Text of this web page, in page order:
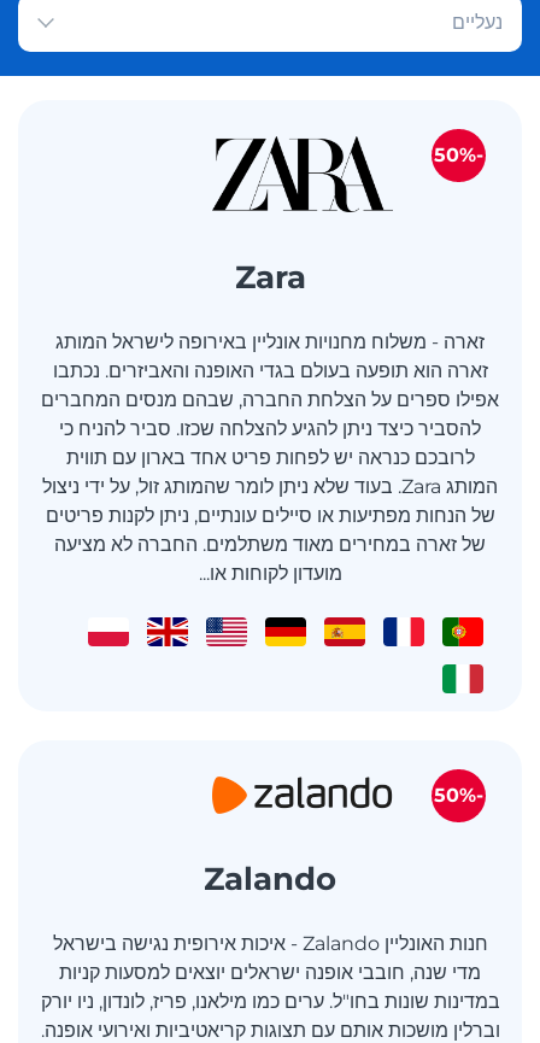
נעליים
Zara
זארה - משלוח מחנויות אונליין באירופה לישראל המותג
זארה הוא תופעה בעולם בגדי האופנה והאביזרים. נכתבו
אפילו ספרים על הצלחת החברה, שבהם מנסים המחברים
להסביר כיצד ניתן להגיע להצלחה שכזו. סביר להניח כי
לרובכם כנראה יש לפחות פריט אחד בארון עם תווית
המותג Zara. בעוד שלא ניתן לומר שהמותג זול, על ידי ניצול
של הנחות מפתיעות או סיילים עונתיים, ניתן לקנות פריטים
של זארה במחירים מאוד משתלמים. החברה לא מציעה
מועדון לקוחות או...
-50%
Zalando
חנות האונליין Zalando - איכות אירופית נגישה בישראל
מדי שנה, חובבי אופנה ישראלים יוצאים למסעות קניות
במדינות שונות בחו"ל. ערים כמו מילאנו, פריז, לונדון, ניו יורק
וברלין מושכות אותם עם תצוגות קריאטיביות ואירועי אופנה.
-50%